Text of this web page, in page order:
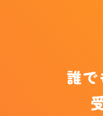
誰